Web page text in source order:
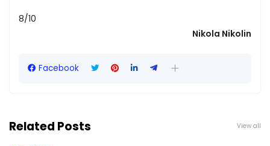
8/10
Nikola Nikolin
Facebook
Related Posts View all